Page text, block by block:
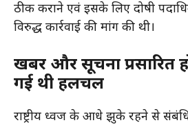
ठीक कराने एवं इसके लिए दोषी
विरुद्ध कार्रवाई की मांग की थी।
खबर और सूचना प्रसारित
गई थी हलचल
राष्ट्रीय ध्वज के आधे झुके रहने से